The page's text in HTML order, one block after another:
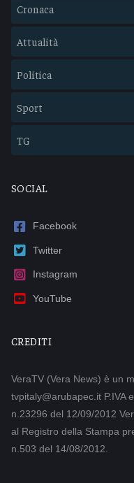
Cronaca
Attualità
Politica
Sport
TG
SOCIAL
Facebook
Twitter
Instagram
YouTube
CREDITI
VeraTV (Vera News) è un
tvpitaly@arubapec.it P.IVA
n.23296 del 12/09/2012
al Registro della Stampa
n.503 del 14/08/2012.